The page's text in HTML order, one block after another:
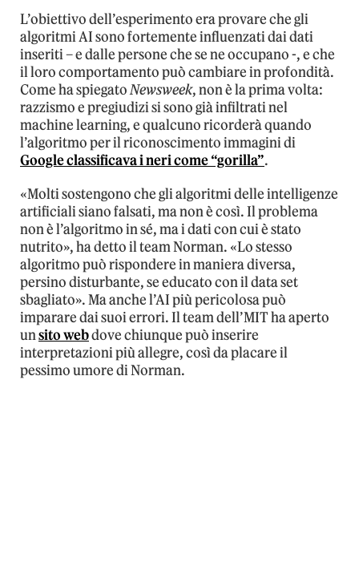
L’obiettivo dell’esperimento era provare che gli
algoritmi AI sono fortemente influenzati dai dati
inseriti – e dalle persone che se ne occupano -, e che
il loro comportamento può cambiare in profondità.
Come ha spiegatoNewsweek, non è la prima volta:
razzismo e pregiudizi si sono già infiltrati nel
machine learning, e qualcuno ricorderà quando
l’algoritmo per il riconoscimento immagini di
Google classificava i neri come “gorilla”.
«Molti sostengono che gli algoritmi delle intelligenze
artificiali siano falsati, ma non è così. Il problema
non è l’algoritmo in sé, ma i dati con cui è stato
nutrito», ha detto il team Norman. «Lo stesso
algoritmo può rispondere in maniera diversa,
persino disturbante, se educato con il data set
sbagliato». Ma anche l’AI più pericolosa può
imparare dai suoi errori. Il team dell’MIT ha aperto
unsito webdove chiunque può inserire
interpretazioni più allegre, così da placare il
pessimo umore di Norman.